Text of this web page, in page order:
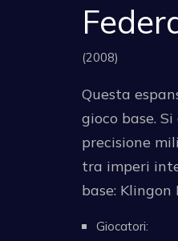
(2008)
Questa
gioco base.
precisione
tra imperi
base: Klingon
Giocatori: